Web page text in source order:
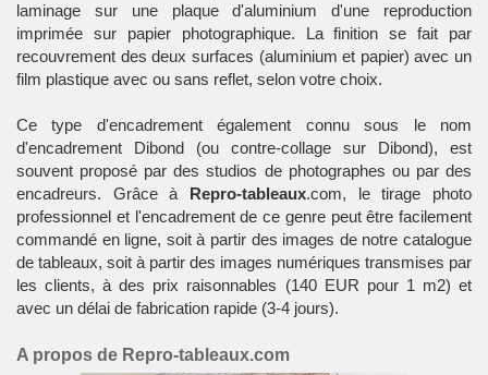
laminage sur une plaque d'aluminium d'une reproduction
imprimée sur papier photographique. La finition se fait par
recouvrement des deux surfaces (aluminium et papier) avec un
film plastique avec ou sans reflet, selon votre choix.
Ce type d'encadrement également connu sous le nom
d'encadrement Dibond (ou contre-collage sur Dibond), est
souvent proposé par des studios de photographes ou par des
encadreurs. Grâce à Repro-tableaux.com, le tirage photo
professionnel et l'encadrement de ce genre peut être facilement
commandé en ligne, soit à partir des images de notre catalogue
de tableaux, soit à partir des images numériques transmises par
les clients, à des prix raisonnables (140 EUR pour 1 m2) et
avec un délai de fabrication rapide (3-4 jours).
A propos de Repro-tableaux.com